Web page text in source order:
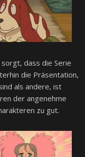
dass die Serie
die Präsentation,
als andere, ist
der angenehme
zu gut.